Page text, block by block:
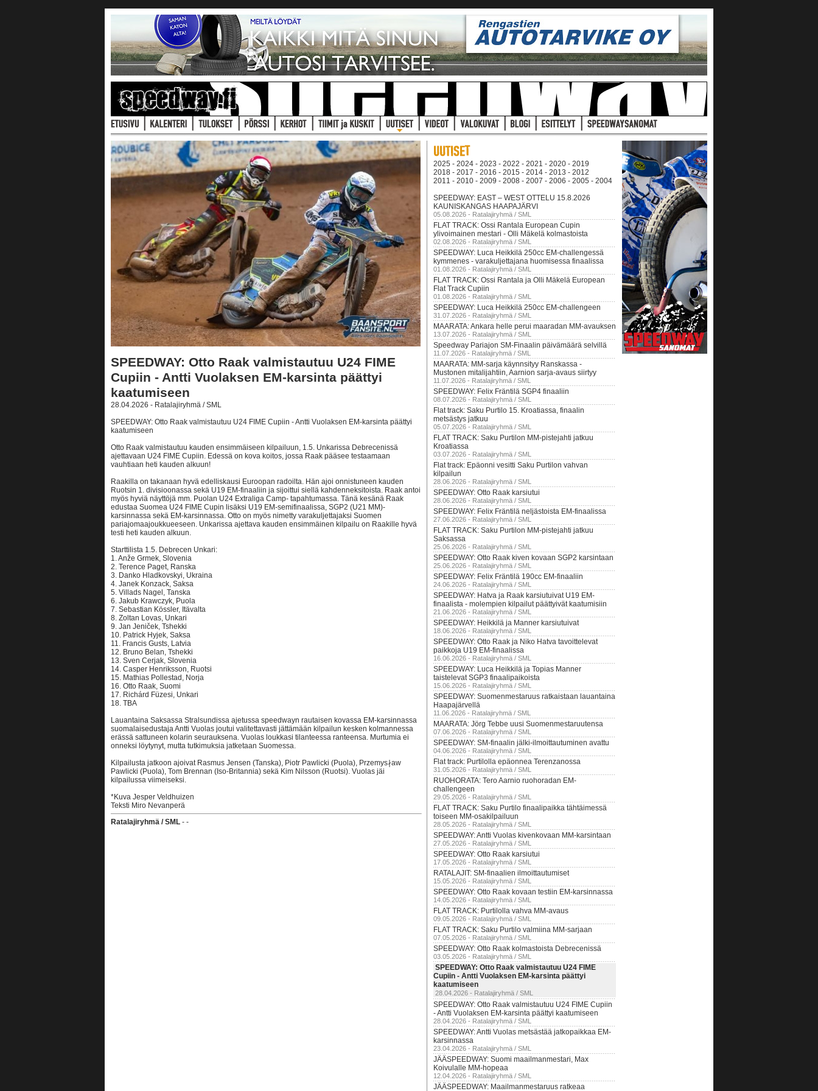
SPEEDWAY: Otto Raak valmistautuu U24 FIME
Cupiin - Antti Vuolaksen EM-karsinta päättyi
kaatumiseen
28.04.2026 - Ratalajiryhmä / SML
SPEEDWAY: Otto Raak valmistautuu U24 FIME Cupiin - Antti Vuolaksen EM-karsinta päättyi
kaatumiseen
Otto Raak valmistautuu kauden ensimmäiseen kilpailuun, 1.5. Unkarissa Debrecenissä
ajettavaan U24 FIME Cupiin. Edessä on kova koitos, jossa Raak pääsee testaamaan
vauhtiaan heti kauden alkuun!
Raakilla on takanaan hyvä edelliskausi Euroopan radoilta. Hän ajoi onnistuneen kauden
Ruotsin 1. divisioonassa sekä U19 EM-finaaliin ja sijoittui siellä kahdenneksitoista. Raak antoi
myös hyviä näyttöjä mm. Puolan U24 Extraliga Camp- tapahtumassa. Tänä kesänä Raak
edustaa Suomea U24 FIME Cupin lisäksi U19 EM-semifinaalissa, SGP2 (U21 MM)-
karsinnassa sekä EM-karsinnassa. Otto on myös nimetty varakuljettajaksi Suomen
pariajomaajoukkueeseen. Unkarissa ajettava kauden ensimmäinen kilpailu on Raakille hyvä
testi heti kauden alkuun.
Starttilista 1.5. Debrecen Unkari:
1. Anže Grmek, Slovenia
2. Terence Paget, Ranska
3. Danko Hladkovskyi, Ukraina
4. Janek Konzack, Saksa
5. Villads Nagel, Tanska
6. Jakub Krawczyk, Puola
7. Sebastian Kössler, Itävalta
8. Zoltan Lovas, Unkari
9. Jan Jeniček, Tshekki
10. Patrick Hyjek, Saksa
11. Francis Gusts, Latvia
12. Bruno Belan, Tshekki
13. Sven Cerjak, Slovenia
14. Casper Henriksson, Ruotsi
15. Mathias Pollestad, Norja
16. Otto Raak, Suomi
17. Richárd Füzesi, Unkari
18. TBA
Lauantaina Saksassa Stralsundissa ajetussa speedwayn rautaisen kovassa EM-karsinnassa
suomalaisedustaja Antti Vuolas joutui valitettavasti jättämään kilpailun kesken kolmannessa
erässä sattuneen kolarin seurauksena. Vuolas loukkasi tilanteessa ranteensa. Murtumia ei
onneksi löytynyt, mutta tutkimuksia jatketaan Suomessa.
Kilpailusta jatkoon ajoivat Rasmus Jensen (Tanska), Piotr Pawlicki (Puola), Przemys∤aw
Pawlicki (Puola), Tom Brennan (Iso-Britannia) sekä Kim Nilsson (Ruotsi). Vuolas jäi
kilpailussa viimeiseksi.
*Kuva Jesper Veldhuizen
Teksti Miro Nevanperä
Ratalajiryhmä / SML - -
2025 - 2024 - 2023 - 2022 - 2021 - 2020 - 2019
2018 - 2017 - 2016 - 2015 - 2014 - 2013 - 2012
2011 - 2010 - 2009 - 2008 - 2007 - 2006 - 2005 - 2004
SPEEDWAY: EAST – WEST OTTELU 15.8.2026
KAUNISKANGAS HAAPAJÄRVI
05.08.2026 - Ratalajiryhmä / SML
FLAT TRACK: Ossi Rantala European Cupin
ylivoimainen mestari - Olli Mäkelä kolmastoista
02.08.2026 - Ratalajiryhmä / SML
SPEEDWAY: Luca Heikkilä 250cc EM-challengessä
kymmenes - varakuljettajana huomisessa finaalissa
01.08.2026 - Ratalajiryhmä / SML
FLAT TRACK: Ossi Rantala ja Olli Mäkelä European
Flat Track Cupiin
01.08.2026 - Ratalajiryhmä / SML
SPEEDWAY: Luca Heikkilä 250cc EM-challengeen
31.07.2026 - Ratalajiryhmä / SML
MAARATA: Ankara helle perui maaradan MM-avauksen
13.07.2026 - Ratalajiryhmä / SML
Speedway Pariajon SM-Finaalin päivämäärä selvillä
11.07.2026 - Ratalajiryhmä / SML
MAARATA: MM-sarja käynnsityy Ranskassa -
Mustonen mitalijahtiin, Aarnion sarja-avaus siirtyy
11.07.2026 - Ratalajiryhmä / SML
SPEEDWAY: Felix Fräntilä SGP4 finaaliin
08.07.2026 - Ratalajiryhmä / SML
Flat track: Saku Purtilo 15. Kroatiassa, finaalin
metsästys jatkuu
05.07.2026 - Ratalajiryhmä / SML
FLAT TRACK: Saku Purtilon MM-pistejahti jatkuu
Kroatiassa
03.07.2026 - Ratalajiryhmä / SML
Flat track: Epäonni vesitti Saku Purtilon vahvan
kilpailun
28.06.2026 - Ratalajiryhmä / SML
SPEEDWAY: Otto Raak karsiutui
28.06.2026 - Ratalajiryhmä / SML
SPEEDWAY: Felix Fräntilä neljästoista EM-finaalissa
27.06.2026 - Ratalajiryhmä / SML
FLAT TRACK: Saku Purtilon MM-pistejahti jatkuu
Saksassa
25.06.2026 - Ratalajiryhmä / SML
SPEEDWAY: Otto Raak kiven kovaan SGP2 karsintaan
25.06.2026 - Ratalajiryhmä / SML
SPEEDWAY: Felix Fräntilä 190cc EM-finaaliin
24.06.2026 - Ratalajiryhmä / SML
SPEEDWAY: Hatva ja Raak karsiutuivat U19 EM-
finaalista - molempien kilpailut päättyivät kaatumisiin
21.06.2026 - Ratalajiryhmä / SML
SPEEDWAY: Heikkilä ja Manner karsiutuivat
18.06.2026 - Ratalajiryhmä / SML
SPEEDWAY: Otto Raak ja Niko Hatva tavoittelevat
paikkoja U19 EM-finaalissa
16.06.2026 - Ratalajiryhmä / SML
SPEEDWAY: Luca Heikkilä ja Topias Manner
taistelevat SGP3 finaalipaikoista
15.06.2026 - Ratalajiryhmä / SML
SPEEDWAY: Suomenmestaruus ratkaistaan lauantaina
Haapajärvellä
11.06.2026 - Ratalajiryhmä / SML
MAARATA: Jörg Tebbe uusi Suomenmestaruutensa
07.06.2026 - Ratalajiryhmä / SML
SPEEDWAY: SM-finaalin jälki-ilmoittautuminen avattu
04.06.2026 - Ratalajiryhmä / SML
Flat track: Purtilolla epäonnea Terenzanossa
31.05.2026 - Ratalajiryhmä / SML
RUOHORATA: Tero Aarnio ruohoradan EM-
challengeen
29.05.2026 - Ratalajiryhmä / SML
FLAT TRACK: Saku Purtilo finaalipaikka tähtäimessä
toiseen MM-osakilpailuun
28.05.2026 - Ratalajiryhmä / SML
SPEEDWAY: Antti Vuolas kivenkovaan MM-karsintaan
27.05.2026 - Ratalajiryhmä / SML
SPEEDWAY: Otto Raak karsiutui
17.05.2026 - Ratalajiryhmä / SML
RATALAJIT: SM-finaalien ilmoittautumiset
15.05.2026 - Ratalajiryhmä / SML
SPEEDWAY: Otto Raak kovaan testiin EM-karsinnassa
14.05.2026 - Ratalajiryhmä / SML
FLAT TRACK: Purtilolla vahva MM-avaus
09.05.2026 - Ratalajiryhmä / SML
FLAT TRACK: Saku Purtilo valmiina MM-sarjaan
07.05.2026 - Ratalajiryhmä / SML
SPEEDWAY: Otto Raak kolmastoista Debrecenissä
03.05.2026 - Ratalajiryhmä / SML
SPEEDWAY: Otto Raak valmistautuu U24 FIME
Cupiin - Antti Vuolaksen EM-karsinta päättyi
kaatumiseen
28.04.2026 - Ratalajiryhmä / SML
SPEEDWAY: Otto Raak valmistautuu U24 FIME Cupiin
- Antti Vuolaksen EM-karsinta päättyi kaatumiseen
28.04.2026 - Ratalajiryhmä / SML
SPEEDWAY: Antti Vuolas metsästää jatkopaikkaa EM-
karsinnassa
23.04.2026 - Ratalajiryhmä / SML
JÄÄSPEEDWAY: Suomi maailmanmestari, Max
Koivulalle MM-hopeaa
12.04.2026 - Ratalajiryhmä / SML
JÄÄSPEEDWAY: Maailmanmestaruus ratkeaa